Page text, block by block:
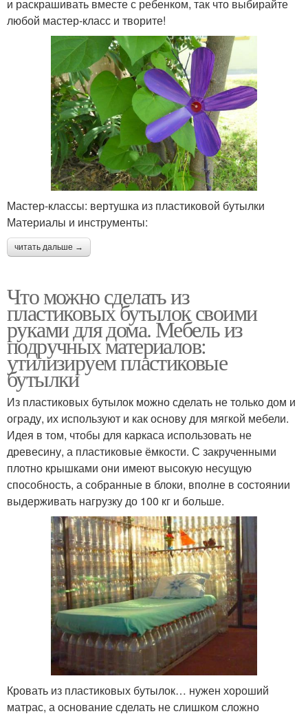
и раскрашивать вместе с ребенком, так что выбирайте
любой мастер-класс и творите!
Мастер-классы: вертушка из пластиковой бутылки
Материалы и инструменты:
читать дальше →
Что можно сделать из
пластиковых бутылок своими
руками для дома. Мебель из
подручных материалов:
утилизируем пластиковые
бутылки
Из пластиковых бутылок можно сделать не только дом и
ограду, их используют и как основу для мягкой мебели.
Идея в том, чтобы для каркаса использовать не
древесину, а пластиковые ёмкости. С закрученными
плотно крышками они имеют высокую несущую
способность, а собранные в блоки, вполне в состоянии
выдерживать нагрузку до 100 кг и больше.
Кровать из пластиковых бутылок… нужен хороший
матрас, а основание сделать не слишком сложно